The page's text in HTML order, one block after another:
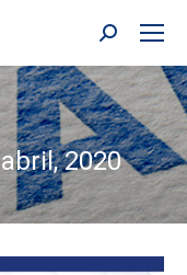
Buscar:
2020